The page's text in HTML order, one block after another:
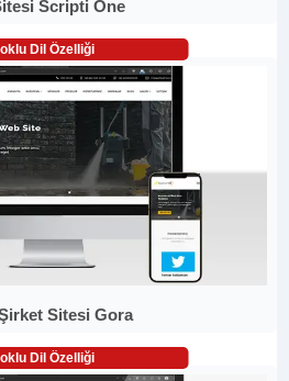
Scripti One
Dil Özelliği
Sitesi Gora
Dil Özelliği